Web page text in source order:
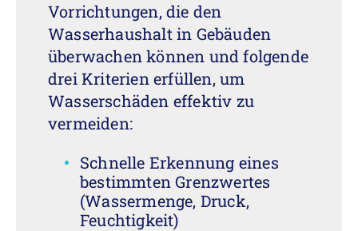
Vorrichtungen, die den
Wasserhaushalt in Gebäuden
überwachen können und folgende
drei Kriterien erfüllen, um
Wasserschäden effektiv zu
vermeiden:
Schnelle Erkennung eines
bestimmten Grenzwertes
(Wassermenge, Druck,
Feuchtigkeit)